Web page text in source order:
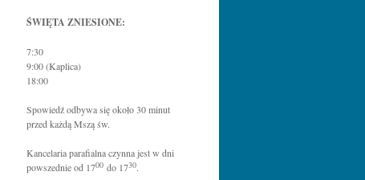
ŚWIĘTA ZNIESIONE:
7:30
9:00 (Kaplica)
18:00
Spowiedź odbywa się około 30 minut
przed każdą Mszą św.
Kancelaria parafialna czynna jest w dni
powszednie od 1700 do 1730.